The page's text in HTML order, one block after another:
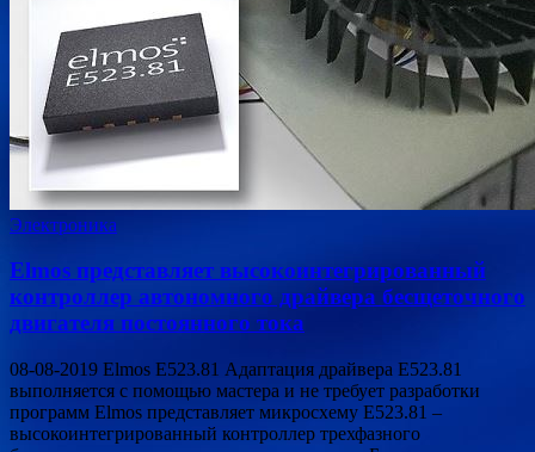
Электроника
Elmos представляет высокоинтегрированный
контроллер автономного драйвера бесщеточного
двигателя постоянного тока
08-08-2019 Elmos E523.81 Адаптация драйвера E523.81
выполняется с помощью мастера и не требует разработки
программ Elmos представляет микросхему E523.81 –
высокоинтегрированный контроллер трехфазного